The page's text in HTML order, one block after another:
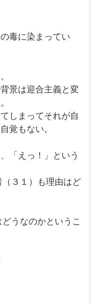
毒に染まってい
景は迎合主義と変
しまってそれが自
覚もない。
「えっ！」という
３１）も理由はど
うなのかというこ